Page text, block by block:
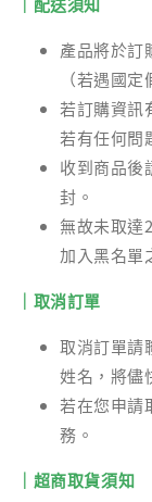
產品將於訂
（若遇國
若訂購資訊
若有任何問
收到商品後
封。
無故未取達
加入黑名單
｜取消訂單
取消訂單請
姓名，將儘
若在您申請
務。
｜超商取貨須知